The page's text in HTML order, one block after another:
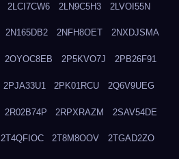
2LCI7CW6 2LN9C5H3 2LVOI55N
2N165DB2 2NFH8OET 2NXDJSMA
2OYOC8EB 2P5KVO7J 2PB26F91
2PJA33U1 2PK01RCU 2Q6V9UEG
2R02B74P 2RPXRAZM 2SAV54DE
2T4QFIOC 2T8M8OOV 2TGAD2ZO